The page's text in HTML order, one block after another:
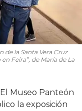
de la Santa Vera Cruz
Feira”, de María de La
Museo Panteón
la exposición